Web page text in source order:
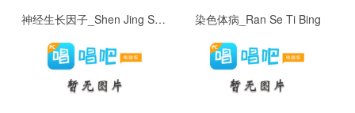
神经生长因子_Shen Jing Sheng Zhang Yin Zi 染色体病_Ran Se Ti Bing